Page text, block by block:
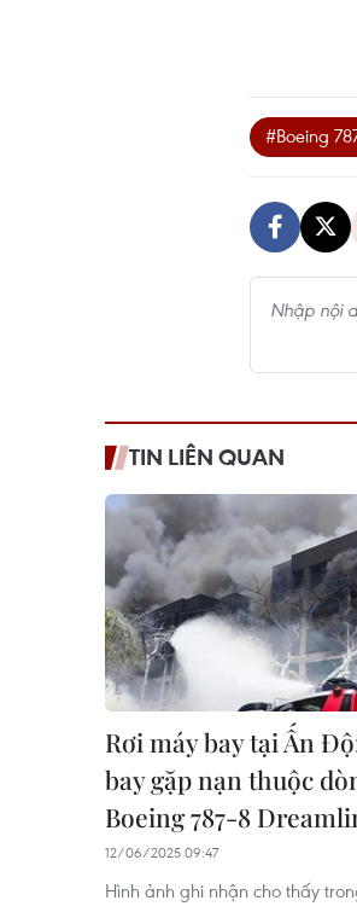
#Boeing
TIN LIÊN QUAN
Rơi máy bay tại Ấn
bay gặp nạn thuộc
Boeing 787-8
12/06/2025 09:47
Hình ảnh ghi nhận cho thấy